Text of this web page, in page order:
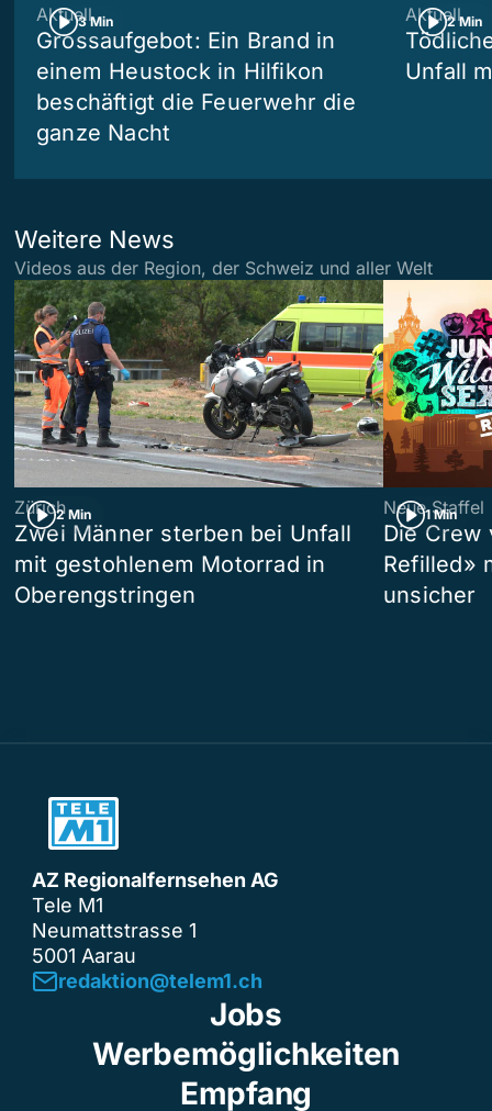
3 Min
Aktuell
Grossaufgebot: Ein Brand in
einem Heustock in Hilfikon
beschäftigt die Feuerwehr die
ganze Nacht
2 Min
Aktuell
Unfall
Weitere News
Videos aus der Region, der Schweiz und aller Welt
2 Min
Zürich
Zwei Männer sterben bei Unfall
mit gestohlenem Motorrad in
Oberengstringen
1 Min
Neue Staffel
Die Crew
Refilled»
unsicher
AZ Regionalfernsehen AG
Tele M1
Neumattstrasse 1
5001 Aarau
redaktion@telem1.ch
Jobs
Werbemöglichkeiten
Empfang